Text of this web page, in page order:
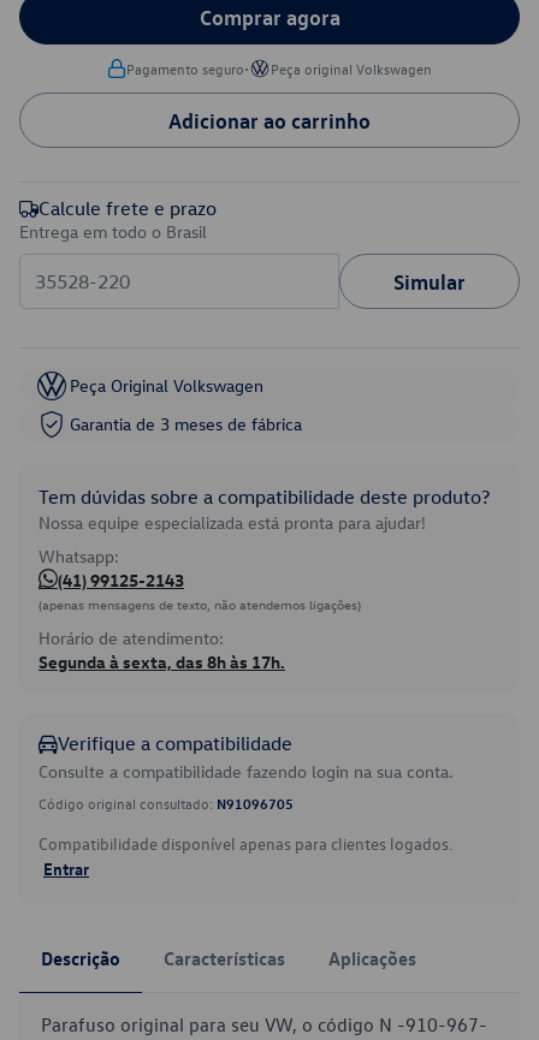
Comprar agora
Pagamento seguro• Peça original Volkswagen
Adicionar ao carrinho
Calcule frete e prazo
Entrega em todo o Brasil
Simular
Peça Original Volkswagen
Garantia de 3 meses de fábrica
Tem dúvidas sobre a compatibilidade deste produto?
Nossa equipe especializada está pronta para ajudar!
Whatsapp:
(41) 99125-2143
(apenas mensagens de texto, não atendemos ligações)
Horário de atendimento:
Segunda à sexta, das 8h às 17h.
Verifique a compatibilidade
Consulte a compatibilidade fazendo login na sua conta.
Código original consultado: N91096705
Compatibilidade disponível apenas para clientes logados.
Entrar
Descrição Características Aplicações
Parafuso original para seu VW, o código N -910-967-